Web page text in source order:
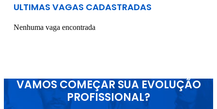
ULTIMAS VAGAS CADASTRADAS
Nenhuma vaga encontrada
VAMOS COMEÇAR SUA EVOLUÇÃO
PROFISSIONAL?